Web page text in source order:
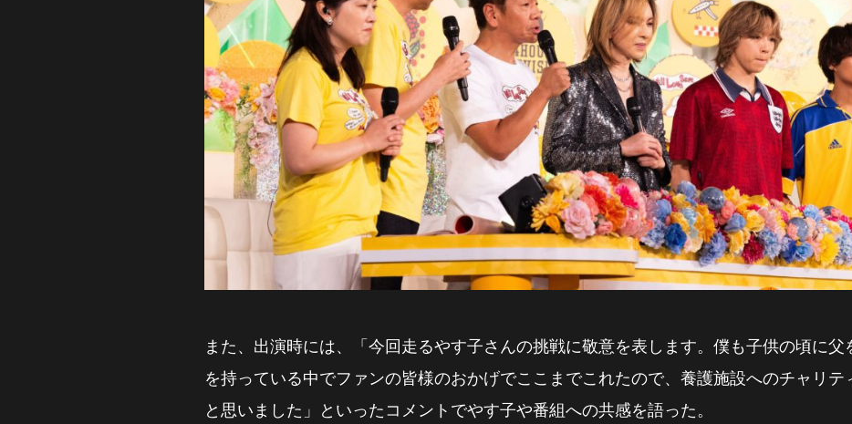
また、出演時には、「今回走るやす子さんの挑戦に敬意を表します。僕も子供の頃に
を持っている中でファンの皆様のおかげでここまでこれたので、養護施設へのチャリテ
と思いました」といったコメントでやす子や番組への共感を語った。